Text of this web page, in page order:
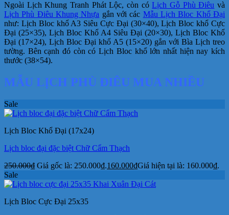
Ngoài Lịch Khung Tranh Phát Lộc, còn cóLịch Gỗ Phù Điêu và
Lịch Phù Điêu Khung Nhựa gắn với các Mẫu Lịch Bloc Khổ Đại
như: Lịch Bloc khổ A3 Siêu Cực Đại (30×40), Lịch Bloc khổ Cực
Đại (25×35), Lịch Bloc Khổ A4 Siêu Đại (20×30), Lịch Bloc Khổ
Đại (17×24), Lịch Bloc Đại khổ A5 (15×20) gắn với Bìa Lịch treo
tường. Bên cạnh đó còn có Lịch Bloc khổ lớn nhất hiện nay kích
thước (38×54).
MẪU LỊCH PHÙ ĐIÊU MUA NHIỀU
Sale
Lịch Bloc Khổ Đại (17x24)
Lịch bloc đại đặc biệt Chữ Cẩm Thạch
250.000₫ Giá gốc là: 250.000₫.160.000₫Giá hiện tại là: 160.000₫.
Sale
Lịch Bloc Cực Đại 25x35